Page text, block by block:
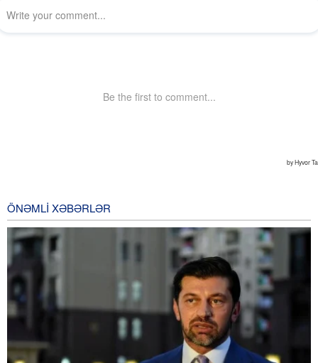
ÖNƏMLI XƏBƏRLƏR